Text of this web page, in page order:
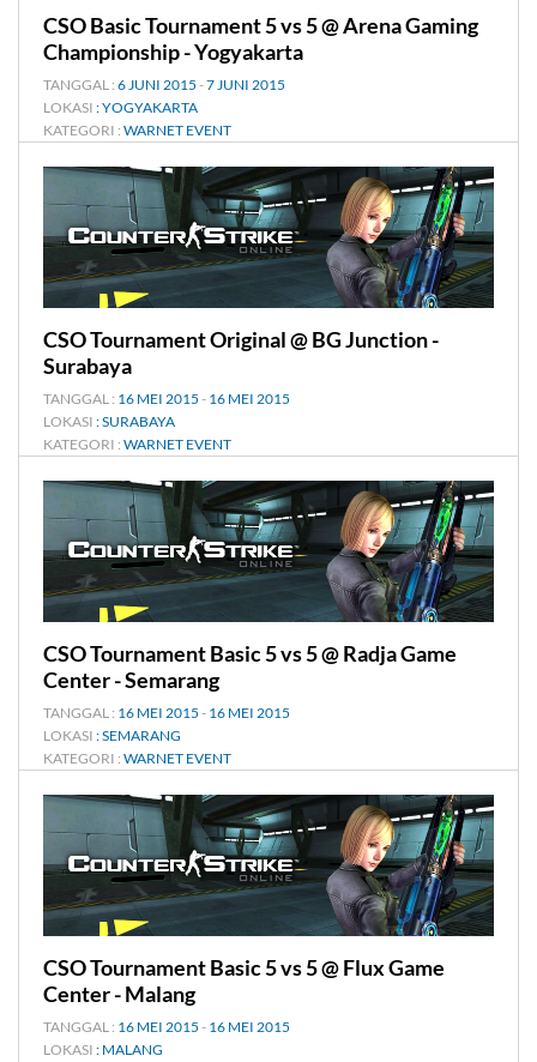
CSO Basic Tournament 5 vs 5 @ Arena Gaming
Championship - Yogyakarta
TANGGAL : 6 JUNI 2015 -7 JUNI 2015
LOKASI : YOGYAKARTA
KATEGORI : WARNET EVENT
CSO Tournament Original @ BG Junction -
Surabaya
TANGGAL : 16 MEI 2015 - 16 MEI 2015
LOKASI : SURABAYA
KATEGORI : WARNET EVENT
CSO Tournament Basic 5 vs 5 @ Radja Game
Center - Semarang
TANGGAL : 16 MEI 2015 - 16 MEI 2015
LOKASI : SEMARANG
KATEGORI : WARNET EVENT
CSO Tournament Basic 5 vs 5 @ Flux Game
Center - Malang
TANGGAL : 16 MEI 2015 - 16 MEI 2015
LOKASI : MALANG